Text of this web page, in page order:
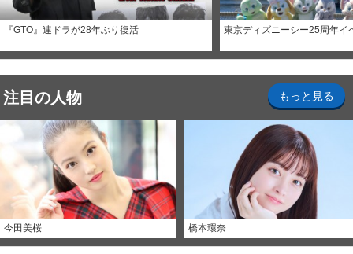
『GTO』連ドラが28年ぶり復活 東京ディズニーシー25周年イ
注目の人物 もっと見る
今田美桜 橋本環奈